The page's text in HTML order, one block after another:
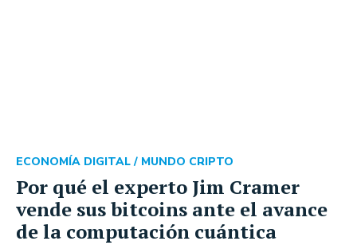
Por qué el experto Jim Cramer
vende sus bitcoins ante el avance
de la computación cuántica
ECONOMÍA DIGITAL / MUNDO CRIPTO